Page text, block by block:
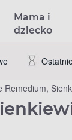
Mama i
dziecko
Remedium,